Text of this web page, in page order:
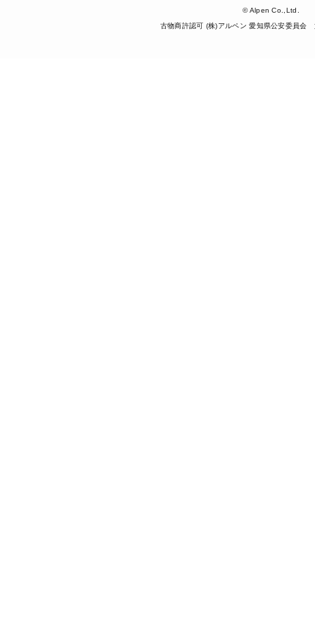
© Alpen Co.,Ltd.
古物商許認可 (株)アルペン 愛知県公安委員